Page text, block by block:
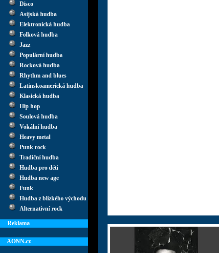
Disco
Asijská hudba
Elektronická hudba
Folková hudba
Jazz
Populární hudba
Rocková hudba
Rhythm and blues
Latinskoamerická hudba
Klasická hudba
Hip hop
Soulová hudba
Vokální hudba
Heavy metal
Punk rock
Tradiční hudba
Hudba pro děti
Hudba new age
Funk
Hudba z blízkého východu
Alternativní rock
Reklama
AONN.cz